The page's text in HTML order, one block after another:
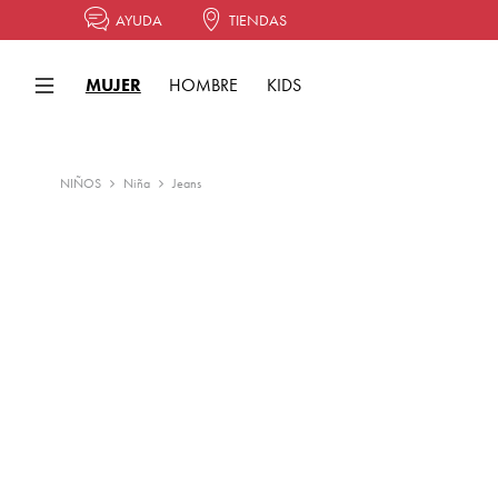
AYUDA TIENDAS
MUJER HOMBRE KIDS
NIÑOS Niña Jeans